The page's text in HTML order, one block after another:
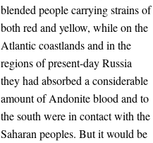
blended people carrying strains of
both red and yellow, while on the
Atlantic coastlands and in the
regions of present-day Russia
they had absorbed a considerable
amount of Andonite blood and to
the south were in contact with the
Saharan peoples. But it would be